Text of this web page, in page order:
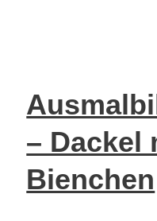
– Dackel
Bienchen